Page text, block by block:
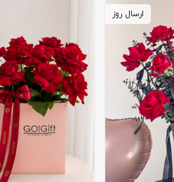
ارسال روز